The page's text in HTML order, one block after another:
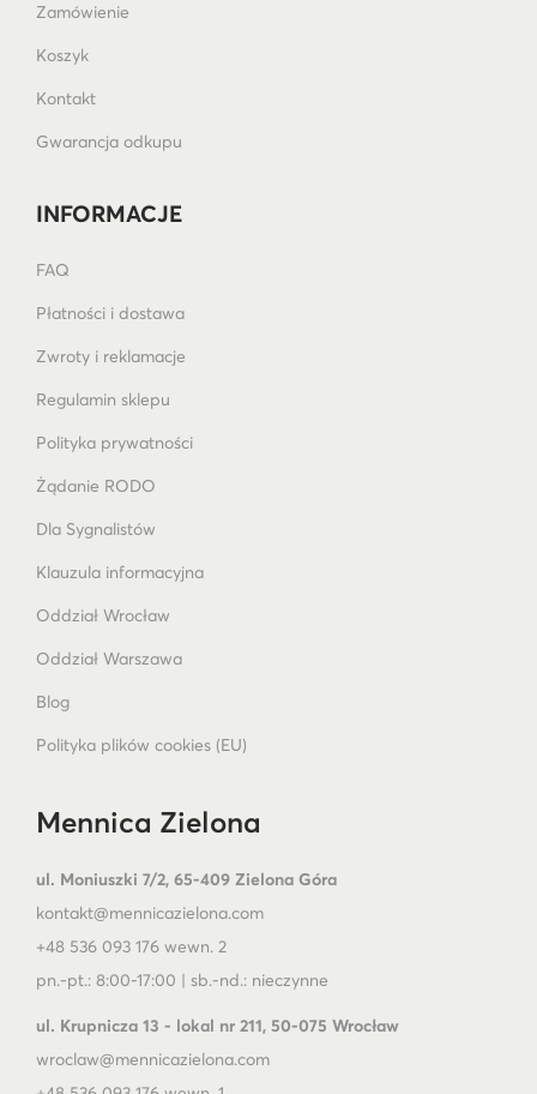
Zamówienie
Koszyk
Kontakt
Gwarancja odkupu
INFORMACJE
FAQ
Płatności i dostawa
Zwroty i reklamacje
Regulamin sklepu
Polityka prywatności
Żądanie RODO
Dla Sygnalistów
Klauzula informacyjna
Oddział Wrocław
Oddział Warszawa
Blog
Polityka plików cookies (EU)
Mennica Zielona
ul. Moniuszki 7/2, 65-409 Zielona Góra
kontakt@mennicazielona.com
+48 536 093 176 wewn. 2
pn.-pt.: 8:00-17:00 | sb.-nd.: nieczynne
ul. Krupnicza 13 - lokal nr 211, 50-075 Wrocław
wroclaw@mennicazielona.com